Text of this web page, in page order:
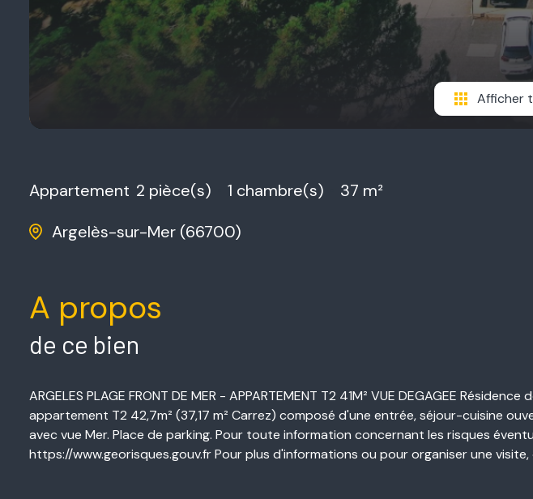
Afficher
Appartement 2 pièce(s) 1 chambre(s)
37 m²
Argelès-sur-Mer (66700)
A propos
de ce bien
ARGELES PLAGE FRONT DE MER - APPARTEMENT T2 41M² VUE DEGAGEE
appartement T2 42,7m² (37,17 m² Carrez) composé d'une entrée, séjour-cuisine
avec vue Mer. Place de parking. Pour toute information concernant les risques
https://www.georisques.gouv.fr Pour plus d'informations ou pour organiser une visite,